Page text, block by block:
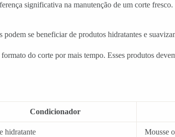
significativa na manutenção de um corte
se beneficiar de produtos hidratantes e
do corte por mais tempo. Esses produtos
Condicionador
hidratante Mousse